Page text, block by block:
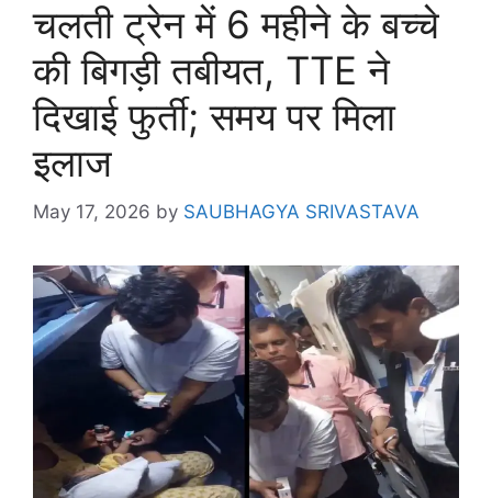
चलती ट्रेन में 6 महीने के बच्चे
की बिगड़ी तबीयत, TTE ने
दिखाई फुर्ती; समय पर मिला
इलाज
May 17, 2026 by SAUBHAGYA SRIVASTAVA